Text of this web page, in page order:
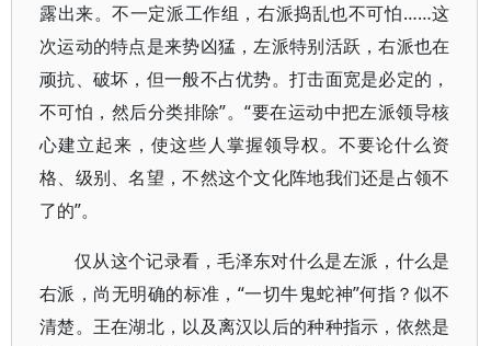
露出来。不一定派工作组，右派捣乱也不可怕……这
次运动的特点是来势凶猛，左派特别活跃，右派也在
顽抗、破坏，但一般不占优势。打击面宽是必定的，
不可怕，然后分类排除”。“要在运动中把左派领导核
心建立起来，使这些人掌握领导权。不要论什么资
格、级别、名望，不然这个文化阵地我们还是占领不
了的”。
仅从这个记录看，毛泽东对什么是左派，什么是
右派，尚无明确的标准，“一切牛鬼蛇神”何指？似不
清楚。王在湖北，以及离汉以后的种种指示，依然是